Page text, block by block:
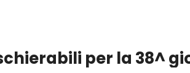
per la 38^